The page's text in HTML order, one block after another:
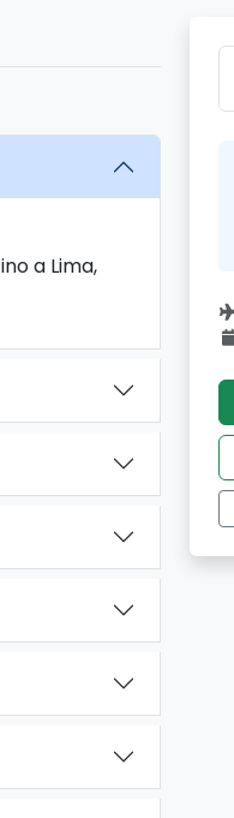
a Lima,